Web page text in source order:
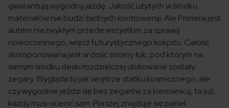
gwarantują wygodną jazdę. Jakość użytych w środku
materiałów nie budzi żadnych kontrowersji. Ale Primera jest
autem niezwykłym przede wszystkim za sprawą
nowoczesnego, wręcz futurystycznego kokpitu. Całość
skomponowana jest w dość stromy łuk, pod którym na
samym środku deski rozdzielczej ulokowane zostały
zegary. Wygląda to jak wnętrze statku kosmicznego, ale
czy wygodnie jeździ się bez zegarów za kierownicą, to już
każdy musi ocenić sam. Poniżej znajduje się panel